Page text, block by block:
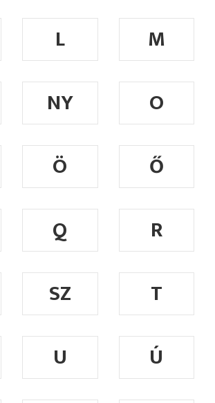
L
M
NY
O
Ö
Ő
Q
R
SZ
T
U
Ú